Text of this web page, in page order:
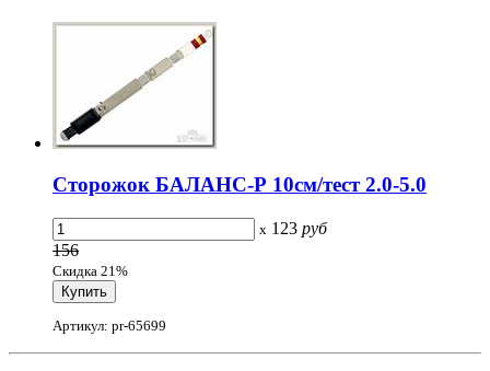
Сторожок БАЛАНС-Р 10см/тест 2.0-5.0
x 123 руб
156
Скидка 21%
Артикул: pr-65699